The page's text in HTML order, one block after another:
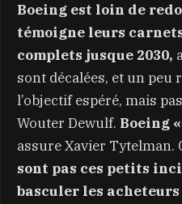
Boeing est loin de
témoigne leurs
complets jusque 2030,
sont décalées, et un peu
l’objectif espéré, mais
Wouter Dewulf. Boeing
assure Xavier Tytelman.
sont pas ces petits
basculer les